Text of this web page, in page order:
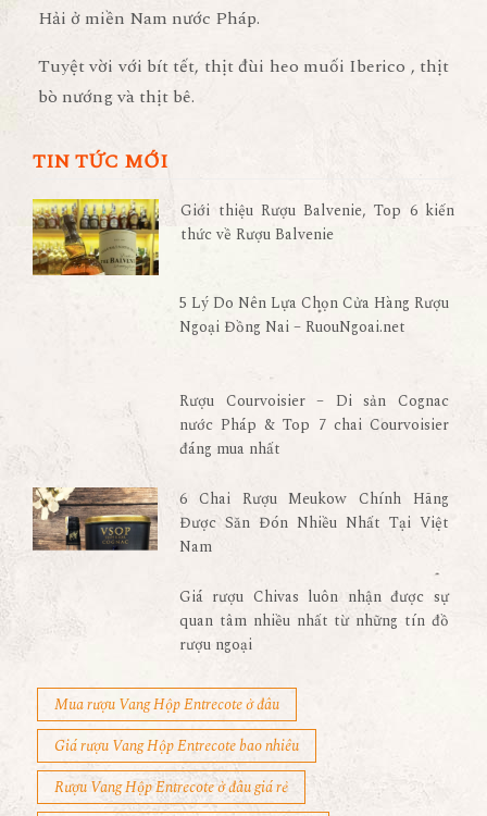
Hải ở miền Nam nước Pháp.
Tuyệt vời với bít tết, thịt đùi heo muối Iberico , thịt
bò nướng và thịt bê.
TIN TỨC MỚI
Giới thiệu Rượu Balvenie, Top 6 kiến
thức về Rượu Balvenie
5 Lý Do Nên Lựa Chọn Cửa Hàng Rượu
Ngoại Đồng Nai – RuouNgoai.net
Rượu Courvoisier – Di sản Cognac
nước Pháp & Top 7 chai Courvoisier
đáng mua nhất
6 Chai Rượu Meukow Chính Hãng
Được Săn Đón Nhiều Nhất Tại Việt
Nam
Giá rượu Chivas luôn nhận được sự
quan tâm nhiều nhất từ những tín đồ
rượu ngoại
Mua rượu Vang Hộp Entrecote ở đâu
Giá rượu Vang Hộp Entrecote bao nhiêu
Rượu Vang Hộp Entrecote ở đâu giá rẻ